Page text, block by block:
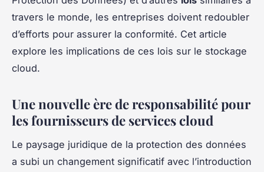
travers le monde, les entreprises doivent redoubler
d’efforts pour assurer la conformité. Cet article
explore les implications de ces lois sur le stockage
cloud.
Une nouvelle ère de responsabilité pour
les fournisseurs de services cloud
Le paysage juridique de la protection des données
a subi un changement significatif avec l’introduction